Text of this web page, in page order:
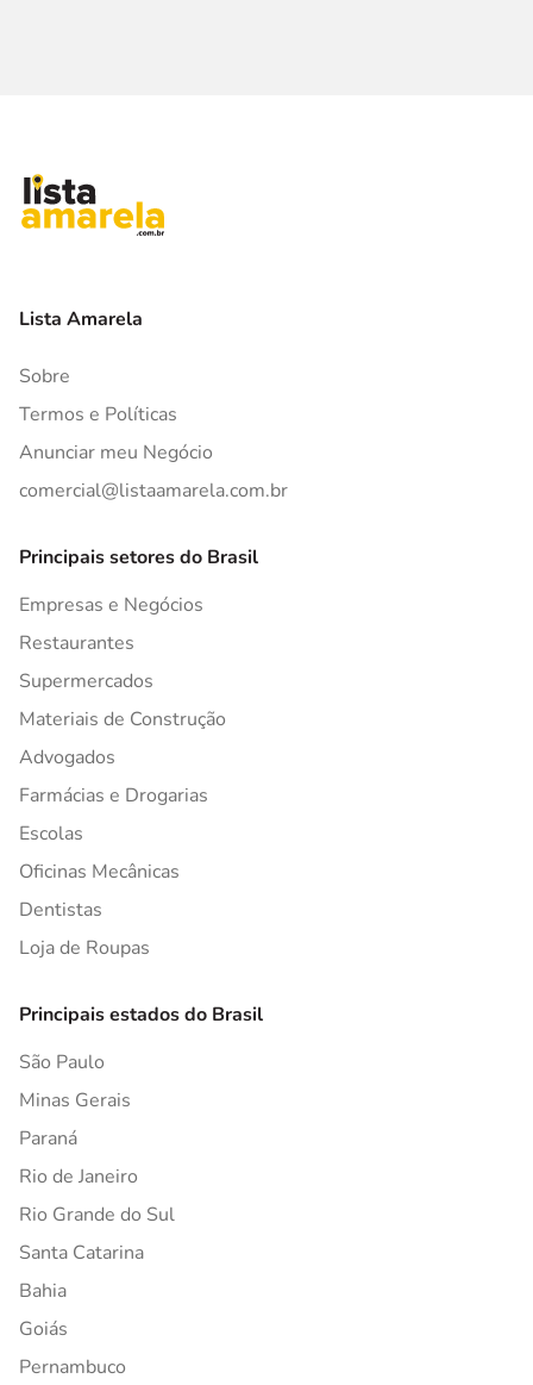
Lista Amarela
Sobre
Termos e Políticas
Anunciar meu Negócio
comercial@listaamarela.com.br
Principais setores do Brasil
Empresas e Negócios
Restaurantes
Supermercados
Materiais de Construção
Advogados
Farmácias e Drogarias
Escolas
Oficinas Mecânicas
Dentistas
Loja de Roupas
Principais estados do Brasil
São Paulo
Minas Gerais
Paraná
Rio de Janeiro
Rio Grande do Sul
Santa Catarina
Bahia
Goiás
Pernambuco